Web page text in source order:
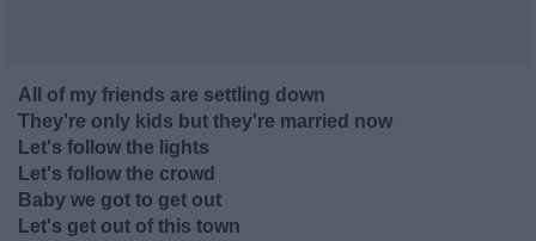
All of my friends are settling down
They're only kids but they're married now
Let's follow the lights
Let's follow the crowd
Baby we got to get out
Let's get out of this town